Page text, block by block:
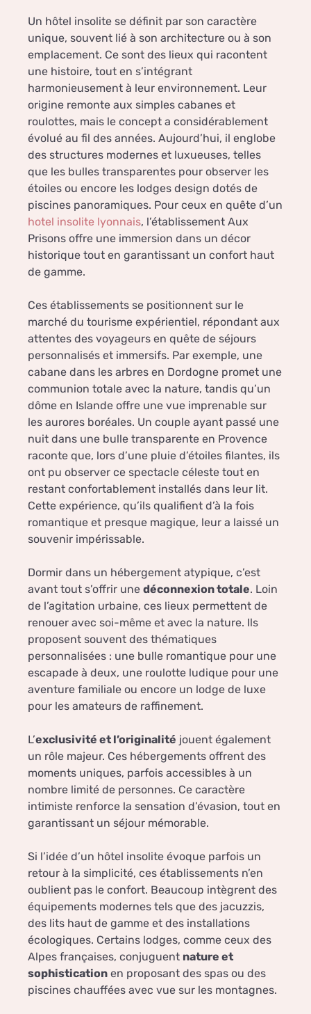
Un hôtel insolite se définit par son caractère
unique, souvent lié à son architecture ou à son
emplacement. Ce sont des lieux qui racontent
une histoire, tout en s’intégrant
harmonieusement à leur environnement. Leur
origine remonte aux simples cabanes et
roulottes, mais le concept a considérablement
évolué au fil des années. Aujourd’hui, il englobe
des structures modernes et luxueuses, telles
que les bulles transparentes pour observer les
étoiles ou encore les lodges design dotés de
piscines panoramiques. Pour ceux en quête d’un
hotel insolite lyonnais, l’établissement Aux
Prisons offre une immersion dans un décor
historique tout en garantissant un confort haut
de gamme.
Ces établissements se positionnent sur le
marché du tourisme expérientiel, répondant aux
attentes des voyageurs en quête de séjours
personnalisés et immersifs. Par exemple, une
cabane dans les arbres en Dordogne promet une
communion totale avec la nature, tandis qu’un
dôme en Islande offre une vue imprenable sur
les aurores boréales. Un couple ayant passé une
nuit dans une bulle transparente en Provence
raconte que, lors d’une pluie d’étoiles filantes, ils
ont pu observer ce spectacle céleste tout en
restant confortablement installés dans leur lit.
Cette expérience, qu’ils qualifient d’à la fois
romantique et presque magique, leur a laissé un
souvenir impérissable.
Dormir dans un hébergement atypique, c’est
avant tout s’offrir une déconnexion totale. Loin
de l’agitation urbaine, ces lieux permettent de
renouer avec soi-même et avec la nature. Ils
proposent souvent des thématiques
personnalisées : une bulle romantique pour une
escapade à deux, une roulotte ludique pour une
aventure familiale ou encore un lodge de luxe
pour les amateurs de raffinement.
L’exclusivité et l’originalité jouent également
un rôle majeur. Ces hébergements offrent des
moments uniques, parfois accessibles à un
nombre limité de personnes. Ce caractère
intimiste renforce la sensation d’évasion, tout en
garantissant un séjour mémorable.
Si l’idée d’un hôtel insolite évoque parfois un
retour à la simplicité, ces établissements n’en
oublient pas le confort. Beaucoup intègrent des
équipements modernes tels que des jacuzzis,
des lits haut de gamme et des installations
écologiques. Certains lodges, comme ceux des
Alpes françaises, conjuguent nature et
sophistication en proposant des spas ou des
piscines chauffées avec vue sur les montagnes.